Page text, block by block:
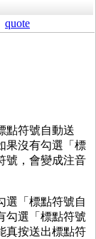
quote
點符號自動送
果沒有勾選「標
號，會變成注音
選「標點符號自
勾選「標點符號
真按送出標點符